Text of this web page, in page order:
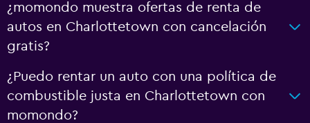
¿momondo muestra ofertas de renta de
autos en Charlottetown con cancelación
gratis?
¿Puedo rentar un auto con una política de
combustible justa en Charlottetown con
momondo?